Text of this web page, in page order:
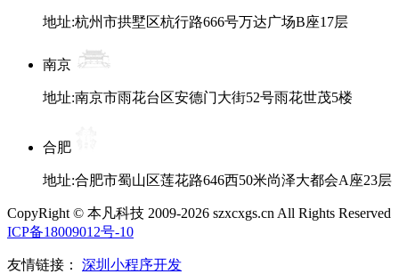
地址:杭州市拱墅区杭行路666号万达广场B座17层
南京
地址:南京市雨花台区安德门大街52号雨花世茂5楼
合肥
地址:合肥市蜀山区莲花路646西50米尚泽大都会A座23层
CopyRight © 本凡科技 2009-2026 szxcxgs.cn All Rights Reserved
ICP备18009012号-10
友情链接： 深圳小程序开发